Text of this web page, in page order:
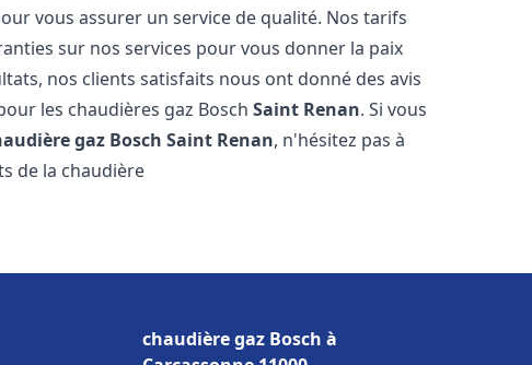
vous assurer un service de qualité. Nos tarifs
sur nos services pour vous donner la paix
nos clients satisfaits nous ont donné des avis
les chaudières gaz BoschSaint Renan. Si vous
gaz Bosch Saint Renan, n'hésitez pas à
de la chaudière
chaudière gaz Bosch à